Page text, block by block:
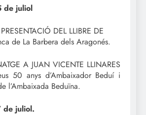
de juliol
DEL LLIBRE DE
de La Barbera dels Aragonés.
A JUAN VICENTE LLINARES
50 anys d’Ambaixador Beduí i
l’Ambaixada Beduïna.
de juliol.